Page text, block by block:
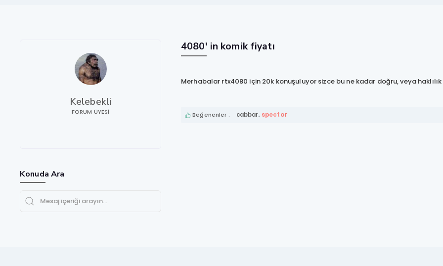
4080' in komik fiyatı
Merhabalar rtx4080 için 20k konuşuluyor sizce bu ne kadar doğru, veya haklılık
Beğenenler : cabbar, spector
Kelebekli
FORUM ÜYESI
Konuda Ara